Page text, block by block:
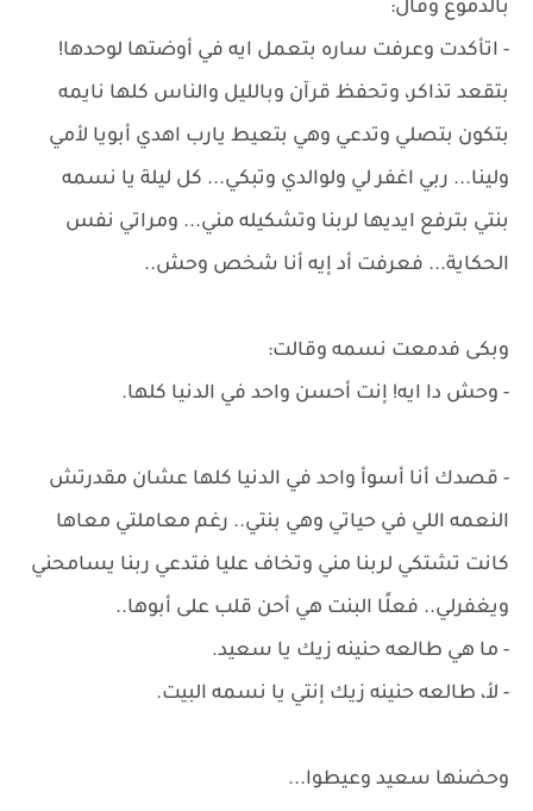
بالدموع وقال:
- اتأكدت وعرفت ساره بتعمل ايه في أوضتها لوحدها!
بتقعد تذاكر، وتحفظ قرآن وبالليل والناس كلها نايمه
بتكون بتصلي وتدعي وهي بتعيط يارب اهدي أبويا لأمي
ولينا... ربي اغفر لي ولوالدي وتبكي... كل ليلة يا نسمه
بنتي بترفع ايديها لربنا وتشكيله مني... ومراتي نفس
الحكاية... فعرفت أد إيه أنا شخص وحش..
وبكى فدمعت نسمه وقالت:
- وحش دا ايه! إنت أحسن واحد في الدنيا كلها.
- قصدك أنا أسوأ واحد في الدنيا كلها عشان مقدرتش
النعمه اللي في حياتي وهي بنتي.. رغم معاملتي معاها
كانت تشتكي لربنا مني وتخاف عليا فتدعي ربنا يسامحني
ويغفرلي.. فعلًا البنت هي أحن قلب على أبوها..
- ما هي طالعه حنينه زيك يا سعيد.
- لأ، طالعه حنينه زيك إنتي يا نسمه البيت.
وحضنها سعيد وعيطوا...